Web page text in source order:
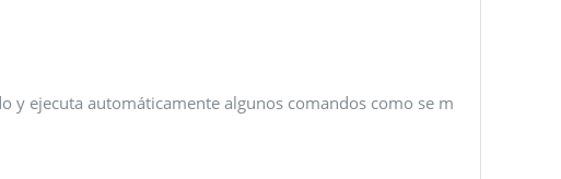
y ejecuta automáticamente algunos comandos como se m